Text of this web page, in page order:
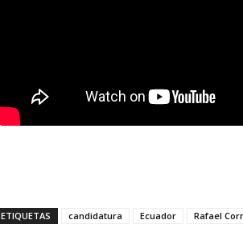
ETIQUETAS candidatura Ecuador Rafael